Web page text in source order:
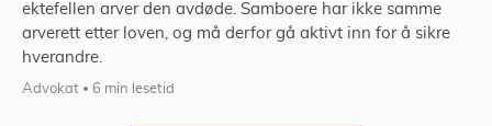
ektefellen arver den avdøde. Samboere har ikke samme
arverett etter loven, og må derfor gå aktivt inn for å sikre
hverandre.
Advokat 6 min lesetid